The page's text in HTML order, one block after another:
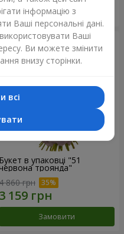
Замовити
Букет в упаковці "51
червона троянда"
860 грн
Замовити
інформацію з
Ваші персональні дані.
Ваші
Ви можете змінити
внизу сторінки.
всі